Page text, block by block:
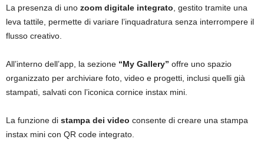
La presenza di uno zoom digitale integrato , gestito tramite una
leva tattile, permette di variare l’inquadratura senza interrompere il
flusso creativo.
All’interno dell’app, la sezione “My Gallery” offre uno spazio
organizzato per archiviare foto, video e progetti, inclusi quelli già
stampati, salvati con l’iconica cornice instax mini.
La funzione di stampa dei video consente di creare una stampa
instax mini con QR code integrato.